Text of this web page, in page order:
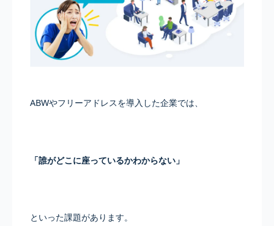
ABWやフリーアドレスを導入した企業では、
「誰がどこに座っているかわからない」
といった課題があります。